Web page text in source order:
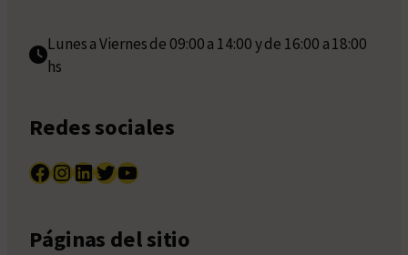
Lunes a Viernes de 09:00 a 14:00 y de 16:00 a 18:00
hs
Redes sociales
Facebook InstagramLinkedIn Twitter YouTube
Páginas del sitio